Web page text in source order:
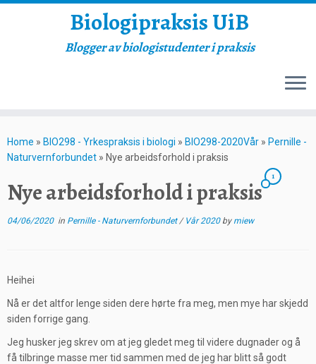
to
content
Biologipraksis UiB
Blogger av biologistudenter i praksis
Home » BIO298 - Yrkespraksis i biologi » BIO298-2020Vår » Pernille -
Naturvernforbundet » Nye arbeidsforhold i praksis
Nye arbeidsforhold i praksis
1
04/06/2020in Pernille - Naturvernforbundet/ Vår 2020 by miew
Heihei
Nå er det altfor lenge siden dere hørte fra meg, men mye har skjedd
siden forrige gang.
Jeg husker jeg skrev om at jeg gledet meg til videre dugnader og å
få tilbringe masse mer tid sammen med de jeg har blitt så godt